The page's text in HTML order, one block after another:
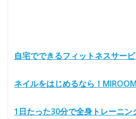
自宅でできるフィットネスサー
ネイルをはじめるなら！
1日たった30分で全身トレーニン